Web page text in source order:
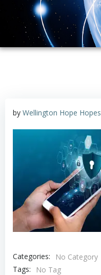
by Wellington Hope Hopes
Categories:
No Category
Tags:
No Tag